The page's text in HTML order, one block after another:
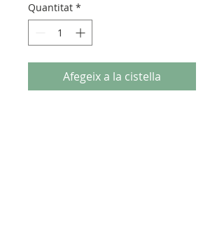
Quantitat *
Afegeix a la cistella